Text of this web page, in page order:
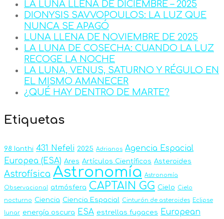
LA LUNA LLENA DE DICIEMBRE – 2025
DIONYSIS SAVVOPOULOS: LA LUZ QUE
NUNCA SE APAGÓ
LUNA LLENA DE NOVIEMBRE DE 2025
LA LUNA DE COSECHA: CUANDO LA LUZ
RECOGE LA NOCHE
LA LUNA, VENUS, SATURNO Y RÉGULO EN
EL MISMO AMANECER
¿QUÉ HAY DENTRO DE MARTE?
Etiquetas
98 Ianthi 431 Nefeli 2025 Adrianos Agencia Espacial
Europea (ESA) Ares Artículos Científicos Asteroides
Astrofísica Astronomía Astronomía
Observacional atmósfera CAPTAIN GG Cielo Cielo
nocturno Ciencia Ciencia Espacial Cinturón de asteroides Eclipse
lunar energía oscura ESA estrellas fugaces European